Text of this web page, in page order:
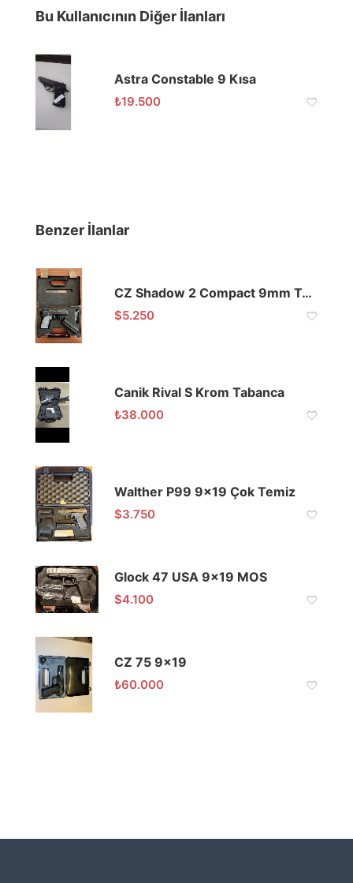
Bu Kullanıcının Diğer İlanları
Astra Constable 9 Kısa
₺19.500
Benzer İlanlar
CZ Shadow 2 Compact 9mm Tabanca
$5.250
Canik Rival S Krom Tabanca
₺38.000
Walther P99 9×19 Çok Temiz
$3.750
Glock 47 USA 9×19 MOS
$4.100
CZ 75 9×19
₺60.000